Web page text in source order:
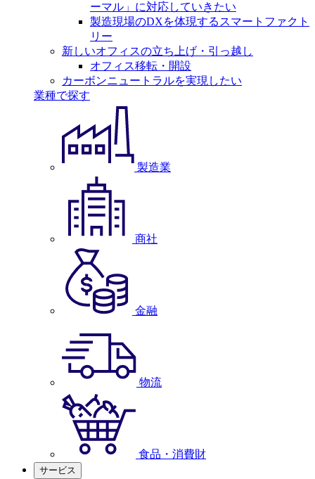
ーマル」に対応していきたい
製造現場のDXを体現するスマートファクト
リー
新しいオフィスの立ち上げ・引っ越し
オフィス移転・開設
カーボンニュートラルを実現したい
業種で探す
製造業
商社
金融
物流
食品・消費財
サービス